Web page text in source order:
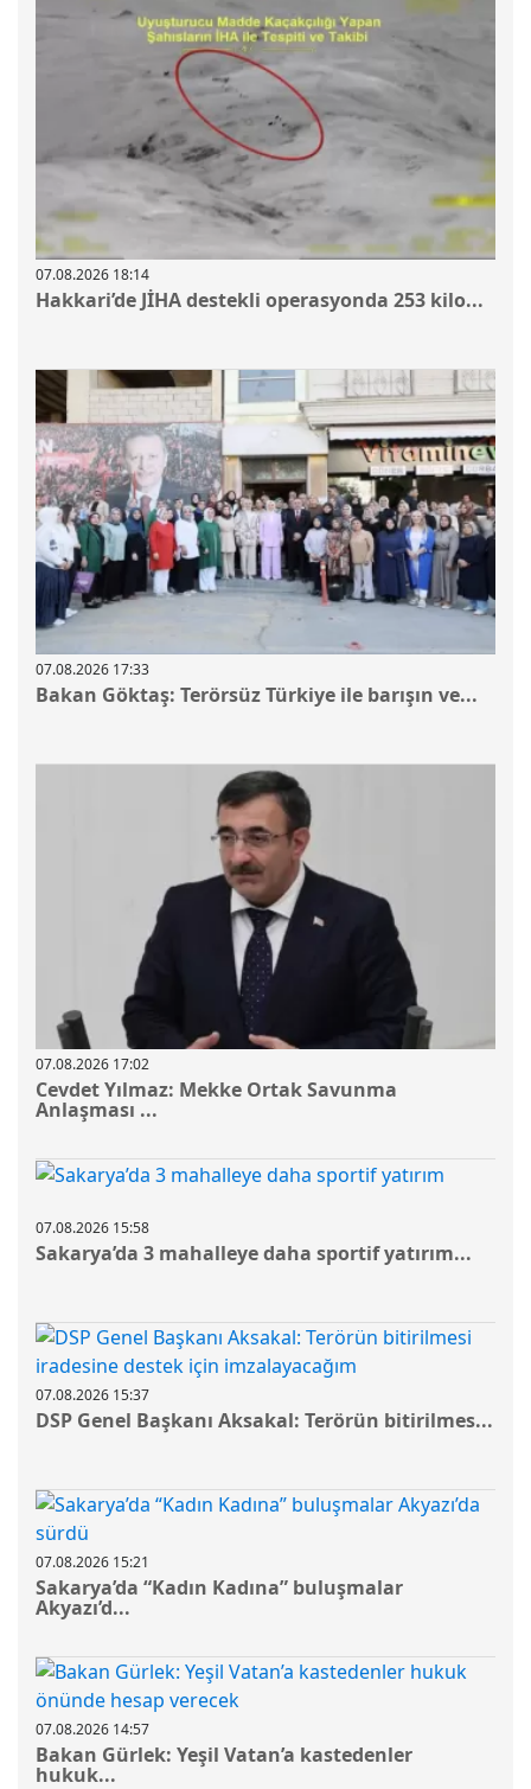
07.08.2026 18:14
Hakkari’de JİHA destekli operasyonda 253 kilo...
07.08.2026 17:33
Bakan Göktaş: Terörsüz Türkiye ile barışın ve...
07.08.2026 17:02
Cevdet Yılmaz: Mekke Ortak Savunma
Anlaşması ...
07.08.2026 15:58
Sakarya’da 3 mahalleye daha sportif yatırım...
07.08.2026 15:37
DSP Genel Başkanı Aksakal: Terörün bitirilmes...
07.08.2026 15:21
Sakarya’da “Kadın Kadına” buluşmalar
Akyazı’d...
07.08.2026 14:57
Bakan Gürlek: Yeşil Vatan’a kastedenler
hukuk...